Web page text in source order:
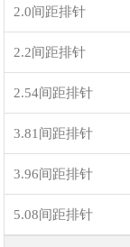
2.0间距排针
2.2间距排针
2.54间距排针
3.81间距排针
3.96间距排针
5.08间距排针